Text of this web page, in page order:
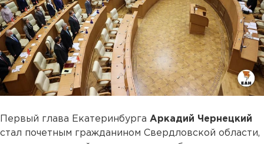
Первый глава Екатеринбурга Аркадий Чернецкий
стал почетным гражданином Свердловской области,